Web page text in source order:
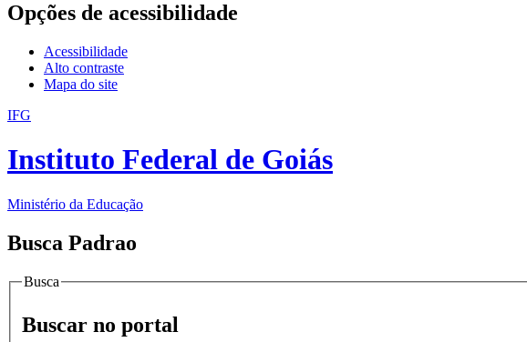
Opções de acessibilidade
Acessibilidade
Alto contraste
Mapa do site
IFG
Instituto Federal de Goiás
Ministério da Educação
Busca Padrao
Busca
Buscar no portal